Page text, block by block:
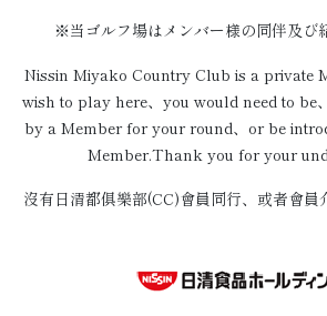
※当ゴルフ場はメンバー様の同伴及び
Nissin Miyako Country Club is a private
wish to play here、you would need to be
by a Member for your round、or be
Member.Thank you for your
沒有日清都俱樂部(CC)會員同行、或者會員